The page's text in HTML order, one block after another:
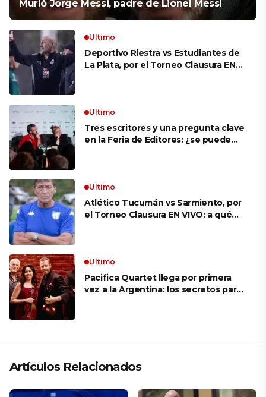
Murió Jorge Messi, padre de Lionel Messi
Ultimo
Deportivo Riestra vs Estudiantes de
La Plata, por el Torneo Clausura EN
Ultimo
Tres escritores y una pregunta clave
en la Feria de Editores: ¿se puede
Ultimo
Atlético Tucumán vs Sarmiento, por
el Torneo Clausura EN VIVO: a qué
Ultimo
Pacifica Quartet llega por primera
vez a la Argentina: los secretos para
Artículos Relacionados